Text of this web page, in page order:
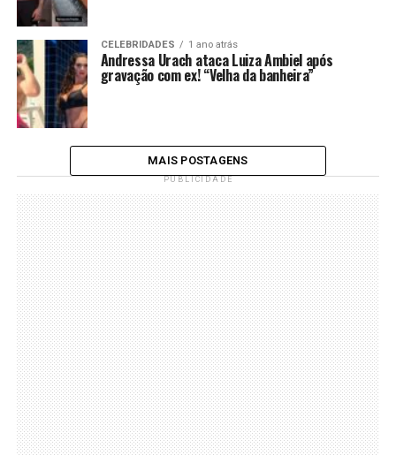
CELEBRIDADES 1 ano atrás
Andressa Urach ataca Luiza Ambiel após
gravação com ex! “Velha da banheira”
MAIS POSTAGENS
PUBLICIDADE